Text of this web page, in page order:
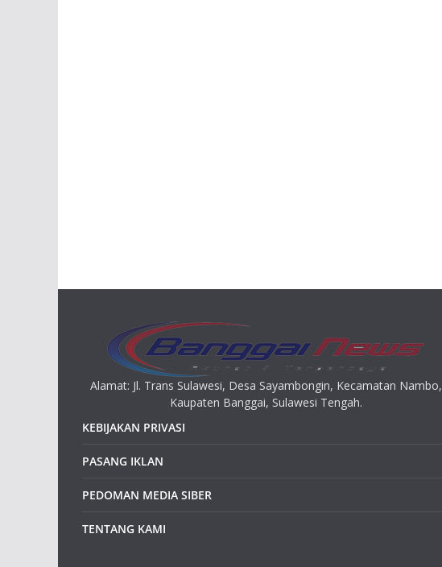
Alamat: Jl. Trans Sulawesi, Desa Sayambongin, Kecamatan Nambo,
Kaupaten Banggai, Sulawesi Tengah.
KEBIJAKAN PRIVASI
PASANG IKLAN
PEDOMAN MEDIA SIBER
TENTANG KAMI